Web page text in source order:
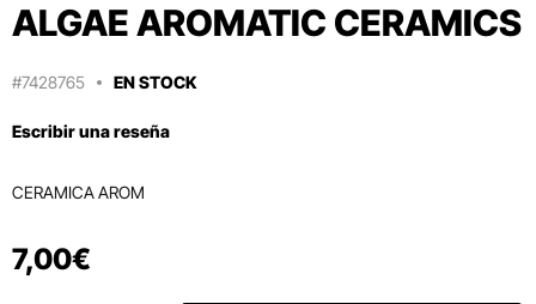
ALGAE AROMATIC CERAMICS
#7428765 EN STOCK
Escribir una reseña
CERAMICA AROM
7,00€